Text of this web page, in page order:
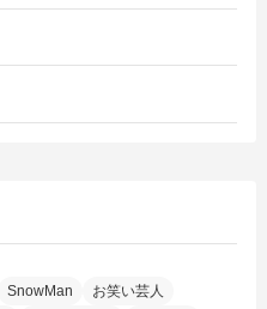
SnowMan
お笑い芸人